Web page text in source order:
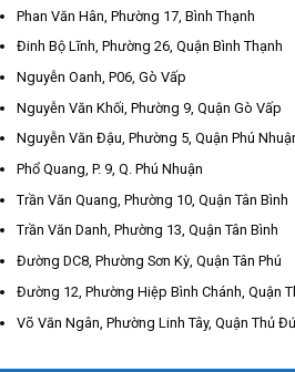
Phan Văn Hân, Phường 17, Bình Thạnh
Đinh Bộ Lĩnh, Phường 26, Quận Bình Thạnh
Nguyễn Oanh, P06, Gò Vấp
Nguyễn Văn Khối, Phường 9, Quận Gò Vấp
Nguyễn Văn Đậu, Phường 5, Quận Phú
Phổ Quang, P. 9, Q. Phú Nhuận
Trần Văn Quang, Phường 10, Quận Tân Bình
Trần Văn Danh, Phường 13, Quận Tân Bình
Đường DC8, Phường Sơn Kỳ, Quận Tân Phú
Đường 12, Phường Hiệp Bình Chánh, Quận
Võ Văn Ngân, Phường Linh Tây, Quận Thủ